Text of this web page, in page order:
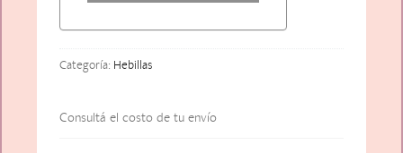
Categoría: Hebillas
Consultá el costo de tu envío